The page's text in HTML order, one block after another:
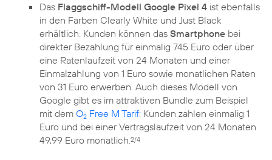
Das Flaggschiff-Modell Google Pixel 4 ist ebenfalls
in den Farben Clearly White und Just Black
erhältlich. Kunden können das Smartphone bei
direkter Bezahlung für einmalig 745 Euro oder über
eine Ratenlaufzeit von 24 Monaten und einer
Einmalzahlung von 1 Euro sowie monatlichen Raten
von 31 Euro erwerben. Auch dieses Modell von
Google gibt es im attraktiven Bundle zum Beispiel
mit dem O2 Free M Tarif: Kunden zahlen einmalig 1
Euro und bei einer Vertragslaufzeit von 24 Monaten
49,99 Euro monatlich.2/4